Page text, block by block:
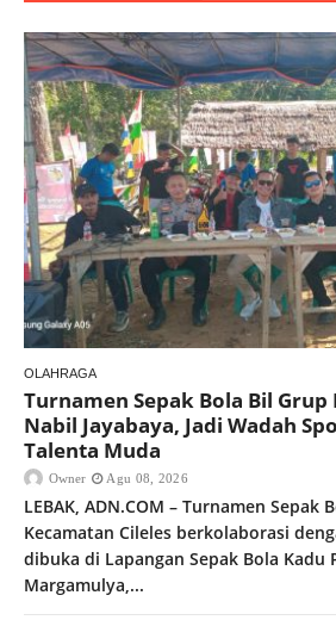
OLAHRAGA
Turnamen Sepak Bola Bil Grup
Nabil Jayabaya, Jadi Wadah
Talenta Muda
Owner Agu 08, 2026
LEBAK, ADN.COM – Turnamen Sepak
Kecamatan Cileles berkolaborasi
dibuka di Lapangan Sepak Bola Kadu
Margamulya,...